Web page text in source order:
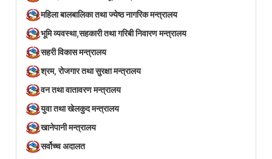
महिला बालबालिका तथा ज्येष्ठ नागरिक मन्त्रालय
भूमि व्यवस्था,सहकारी तथा गरिबी निवारण मन्त्रालय
सहरी विकास मन्त्रालय
श्रम, रोजगार तथा सुरक्षा मन्त्रालय
वन तथा वातावरण मन्त्रालय
युवा तथा खेलकुद मन्त्रालय
खानेपानी मन्त्रालय
सर्वोच्च अदालत